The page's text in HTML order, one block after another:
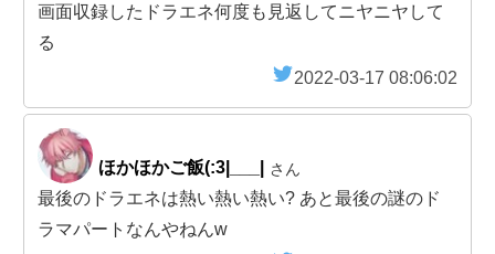
画面収録したドラエネ何度も見返してニヤニヤして
る
2022-03-17 08:06:02
ほかほかご飯(:3|___| さん
最後のドラエネは熱い熱い熱い? あと最後の謎のド
ラマパートなんやねんw